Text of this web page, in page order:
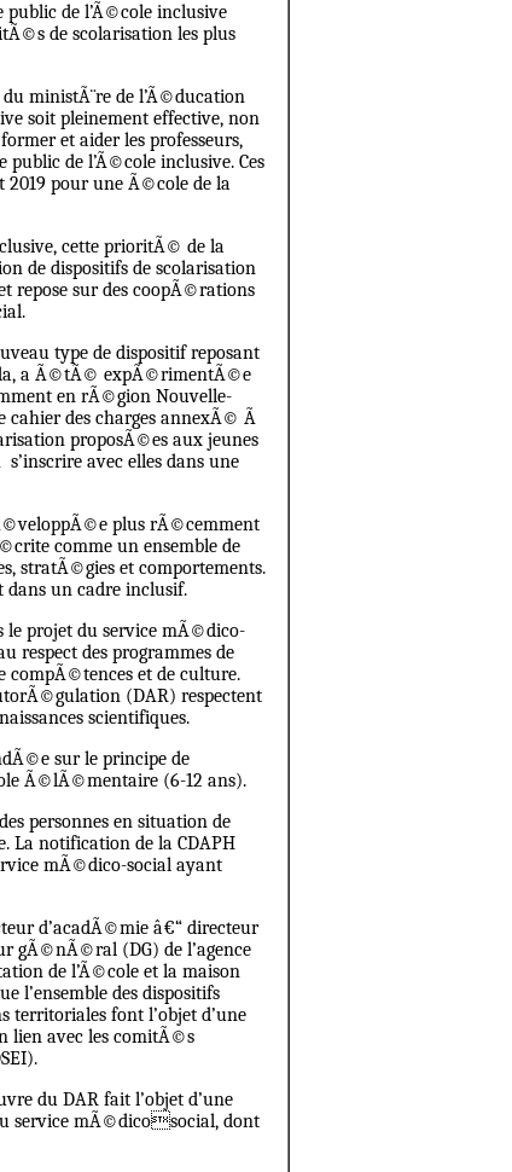
de l’Ã©cole inclusive
de scolarisation les plus
ministÃ¨re de l’Ã©ducation
soit pleinement effective, non
et aider les professeurs,
de l’Ã©cole inclusive. Ces
pour une Ã©cole de la
cette prioritÃ© de la
de dispositifs de scolarisation
repose sur des coopÃ©rations
type de dispositif reposant
a Ã©tÃ© expÃ©rimentÃ©e
en rÃ©gion Nouvelle-
des charges annexÃ© Ã
proposÃ©es aux jeunes
avec elles dans une
plus rÃ©cemment
comme un ensemble de
stratÃ©gies et comportements.
dans un cadre inclusif.
le projet du service mÃ©dico-
respect des programmes de
compÃ©tences et de culture.
(DAR) respectent
scientifiques.
sur le principe de
Ã©lÃ©mentaire (6-12 ans).
personnes en situation de
La notification de la CDAPH
mÃ©dico-social ayant
d’acadÃ©mie â€“ directeur
gÃ©nÃ©ral (DG) de l’agence
de l’Ã©cole et la maison
l’ensemble des dispositifs
territoriales font l’objet d’une
lien avec les comitÃ©s
du DAR fait l’objet d’une
service mÃ©dicosocial, dont